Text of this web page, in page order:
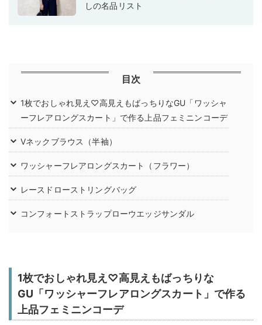
しの名品リスト
目次
1枚でおしゃれ見え♡高見えもばっちりなGU「ワッシャ
ーフレアロングスカート」で作る上品フェミニンコーデ
Vネックブラウス（半袖）
ワッシャーフレアロングスカート（フラワー）
レースドローストリングバッグ
コンフォートストラップローウエッジサンダル
1枚でおしゃれ見え♡高見えもばっちりな
GU「ワッシャーフレアロングスカート」で作る
上品フェミニンコーデ